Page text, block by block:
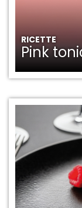
RICETTE
Pink